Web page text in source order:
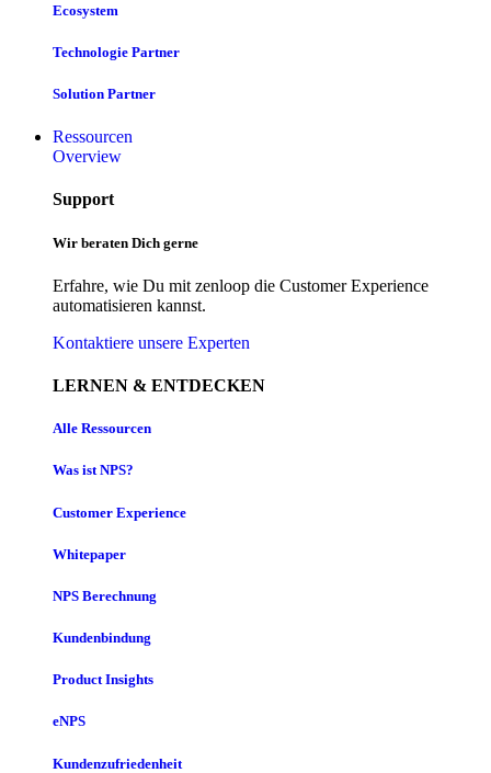
Ecosystem
Technologie Partner
Solution Partner
Ressourcen
Overview
Support
Wir beraten Dich gerne
Erfahre, wie Du mit zenloop die Customer Experience
automatisieren kannst.
Kontaktiere unsere Experten
LERNEN & ENTDECKEN
Alle Ressourcen
Was ist NPS?
Customer Experience
Whitepaper
NPS Berechnung
Kundenbindung
Product Insights
eNPS
Kundenzufriedenheit